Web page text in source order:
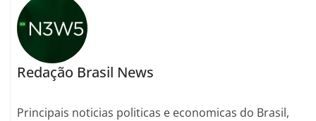
Redação Brasil News
Principais noticias politicas e economicas do Brasil,